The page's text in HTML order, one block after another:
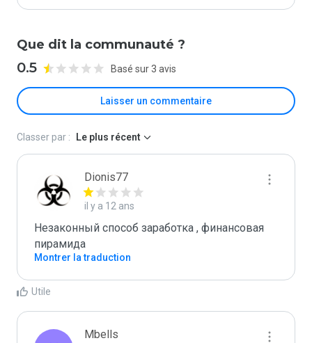
Que dit la communauté ?
0.5 Basé sur 3 avis
Laisser un commentaire
Classer par : Le plus récent
Dionis77
il y a 12 ans
Незаконный способ заработка , финансовая
пирамида
Montrer la traduction
Utile
Mbells